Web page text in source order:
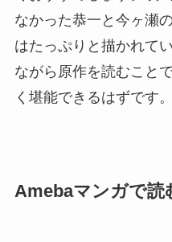
なかった恭一と今ヶ瀬
はたっぷりと描かれて
ながら原作を読むこと
く堪能できるはずです。
Amebaマンガで読